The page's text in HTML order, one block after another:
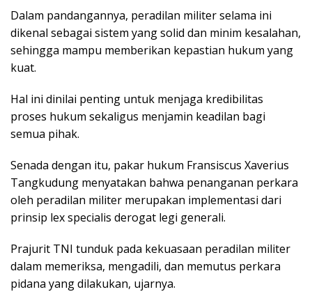
Dalam pandangannya, peradilan militer selama ini
dikenal sebagai sistem yang solid dan minim kesalahan,
sehingga mampu memberikan kepastian hukum yang
kuat.
Hal ini dinilai penting untuk menjaga kredibilitas
proses hukum sekaligus menjamin keadilan bagi
semua pihak.
Senada dengan itu, pakar hukum Fransiscus Xaverius
Tangkudung menyatakan bahwa penanganan perkara
oleh peradilan militer merupakan implementasi dari
prinsip lex specialis derogat legi generali.
Prajurit TNI tunduk pada kekuasaan peradilan militer
dalam memeriksa, mengadili, dan memutus perkara
pidana yang dilakukan, ujarnya.